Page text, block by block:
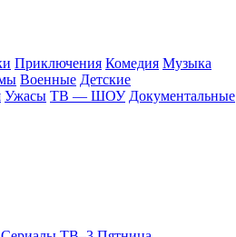
При­клю­че­ния Ко­ме­дия Му­зы­ка
Во­ен­ные Дет­ские
Ужа­сы ТВ — ШОУ До­ку­мен­таль­ные